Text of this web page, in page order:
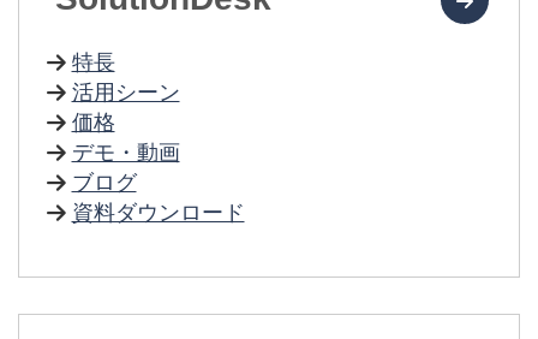
特長
活用シーン
価格
デモ・動画
ブログ
資料ダウンロード